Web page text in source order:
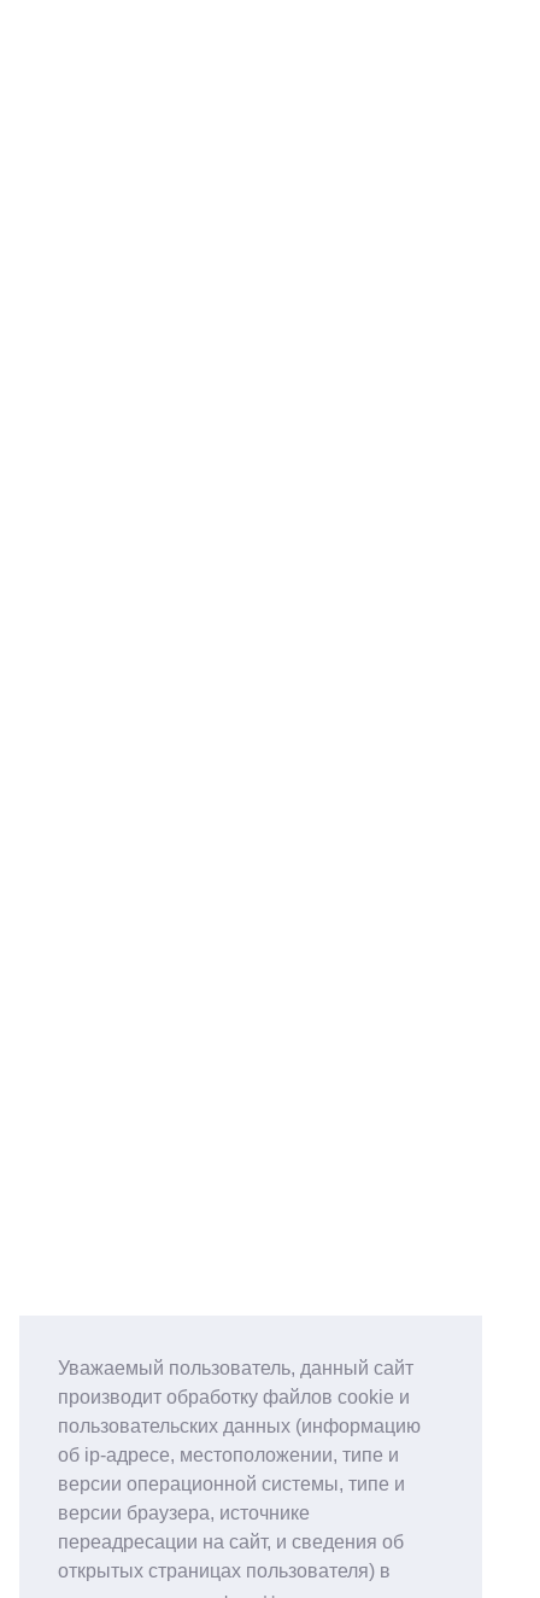
Уважаемый пользователь, данный сайт
производит обработку файлов cookie и
пользовательских данных (информацию
об ip-адресе, местоположении, типе и
версии операционной системы, типе и
версии браузера, источнике
переадресации на сайт, и сведения об
открытых страницах пользователя) в